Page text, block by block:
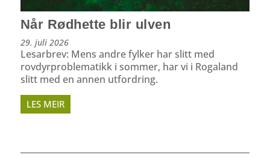
Når Rødhette blir ulven
29. juli 2026
Lesarbrev: Mens andre fylker har slitt med
rovdyrproblematikk i sommer, har vi i Rogaland
slitt med en annen utfordring.
LES MEIR